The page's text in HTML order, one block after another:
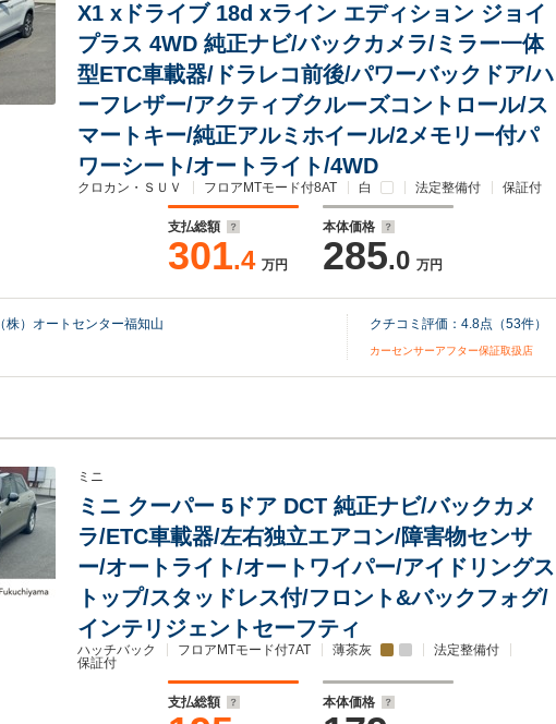
X1 xドライブ 18d xライン エディション ジョイ
プラス 4WD 純正ナビ/バックカメラ/ミラー一体
型ETC車載器/ドラレコ前後/パワーバックドア/ハ
ーフレザー/アクティブクルーズコントロール/ス
マートキー/純正アルミホイール/2メモリー付パ
ワーシート/オートライト/4WD
クロカン・ＳＵＶ フロアMTモード付8AT 白 法定整備付 保証付
支払総額
301.4 万円
本体価格
285.0 万円
（株）オートセンター福知山 クチコミ評価： 4.8点（53件）
カーセンサーアフター保証取扱店
ミニ
ミニ クーパー 5ドア DCT 純正ナビ/バックカメ
ラ/ETC車載器/左右独立エアコン/障害物センサ
ー/オートライト/オートワイパー/アイドリングス
トップ/スタッドレス付/フロント&バックフォグ/
インテリジェントセーフティ
ハッチバック フロアMTモード付7AT 薄茶灰
法定整備付
保証付
支払総額 本体価格